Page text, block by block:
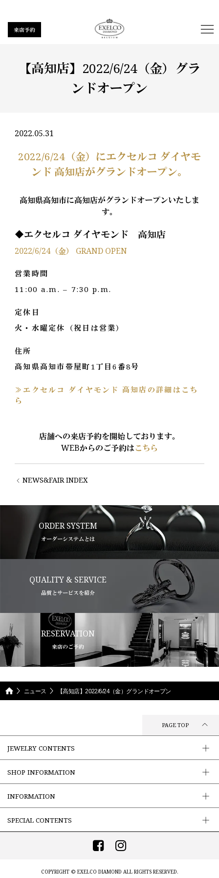
【高知店】2022/6/24（金）グラ
ンドオープン
2022.05.31
2022/6/24（金）にエクセルコ ダイヤモ
ンド 高知店がグランドオープン。
高知県高知市に高知店がグランドオープンいたしま
す。
◆エクセルコ ダイヤモンド 高知店
2022/6/24（金） GRAND OPEN
営業時間
11:00 a.m. – 7:30 p.m.
定休日
火・水曜定休（祝日は営業）
住所
高知県高知市帯屋町1丁目6番8号
≫エクセルコ ダイヤモンド 高知店の詳細はこち
ら
店舗への来店予約を開始しております。
WEBからのご予約はこちら
NEWS&FAIR INDEX
ORDER SYSTEM
オーダーシステムとは
QUALITY & SERVICE
品質とサービスを紹介
RESERVATION
来店のご予約
ニュース 【高知店】2022/6/24（金）グランドオープン
PAGE TOP
JEWELRY CONTENTS
SHOP INFORMATION
INFORMATION
SPECIAL CONTENTS
COPYRIGHT © EXELCO DIAMOND ALL RIGHTS RESERVED.
来店予約